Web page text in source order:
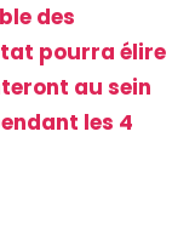
des
pourra élire
au sein
les 4